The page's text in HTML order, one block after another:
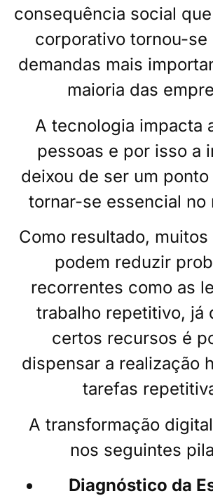
consequência social
corporativo tornou-se
demandas mais
maioria das
A tecnologia impacta
pessoas e por isso a
deixou de ser um ponto
tornar-se essencial no
Como resultado,
podem reduzir
recorrentes como as
trabalho repetitivo, já
certos recursos é
dispensar a realização
tarefas
A transformação
nos seguintes
Diagnóstico da